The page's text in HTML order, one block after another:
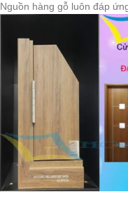
Nguồn hàng gỗ luôn đáp